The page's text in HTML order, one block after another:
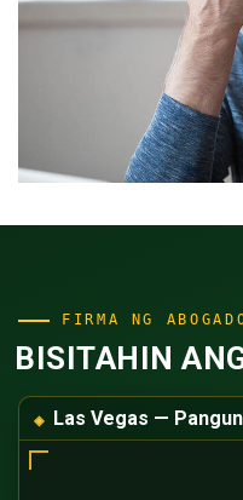
FIRMA NG
BISITAHIN
Las Vegas —